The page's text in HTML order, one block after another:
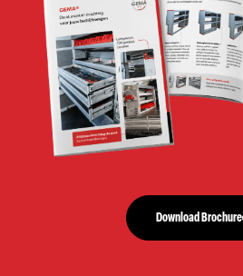
Download Brochure